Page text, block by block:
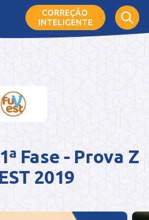
CORREÇÃO
INTELIGENTE
Fase - Prova Z
2019